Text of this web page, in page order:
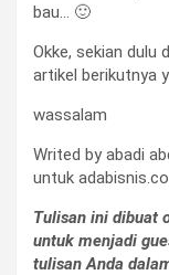
bau… 🙂
Okke, sekian dulu
artikel berikutnya
wassalam
Writed by abadi
untuk
Tulisan ini dibuat
untuk menjadi
tulisan Anda